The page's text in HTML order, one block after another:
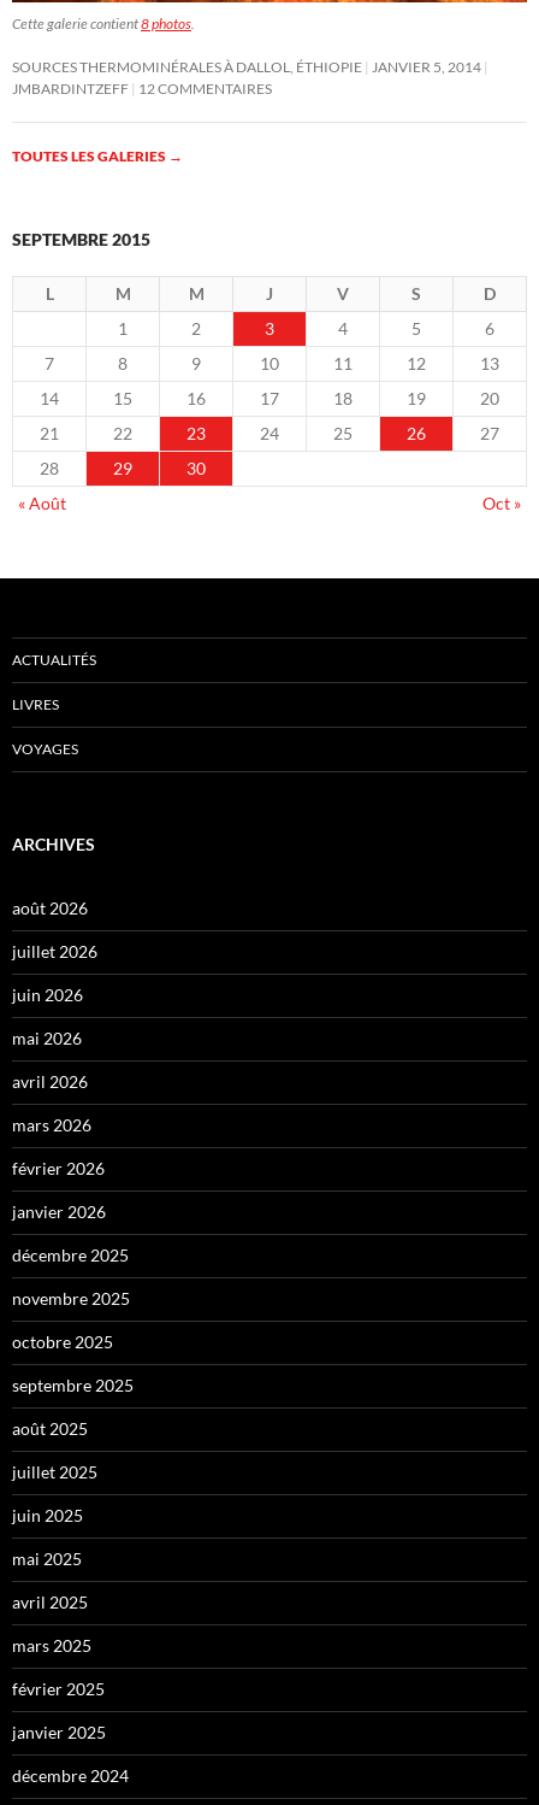
Cette galerie contient8 photos.
SOURCES THERMOMINÉRALES À DALLOL, ÉTHIOPIE JANVIER 5, 2014
JMBARDINTZEFF 12 COMMENTAIRES
TOUTES LES GALERIES →
SEPTEMBRE 2015
L M M J V S
D
1
2 3 4 5
6
7
8 9 10 11 12
13
14
15 16 17 18 19
20
21
22 23 24 25 26
27
28
29
30
« Août
Oct »
ACTUALITÉS
LIVRES
VOYAGES
ARCHIVES
août 2026
juillet 2026
juin 2026
mai 2026
avril 2026
mars 2026
février 2026
janvier 2026
décembre 2025
novembre 2025
octobre 2025
septembre 2025
août 2025
juillet 2025
juin 2025
mai 2025
avril 2025
mars 2025
février 2025
janvier 2025
décembre 2024